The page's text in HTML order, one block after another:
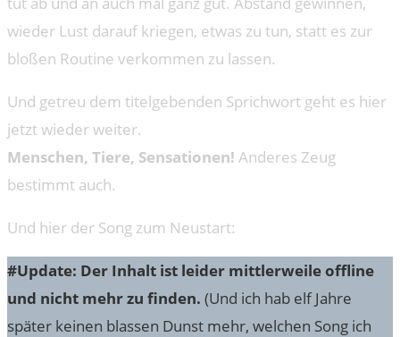
wieder Lust darauf kriegen, etwas zu tun, statt es zur
bloßen Routine verkommen zu lassen.
Und getreu dem titelgebenden Sprichwort geht es hier
jetzt wieder weiter.
Menschen, Tiere, Sensationen! Anderes Zeug
bestimmt auch.
Und hier der Song zum Neustart:
#Update: Der Inhalt ist leider mittlerweile offline
und nicht mehr zu finden. (Und ich hab elf Jahre
später keinen blassen Dunst mehr, welchen Song ich